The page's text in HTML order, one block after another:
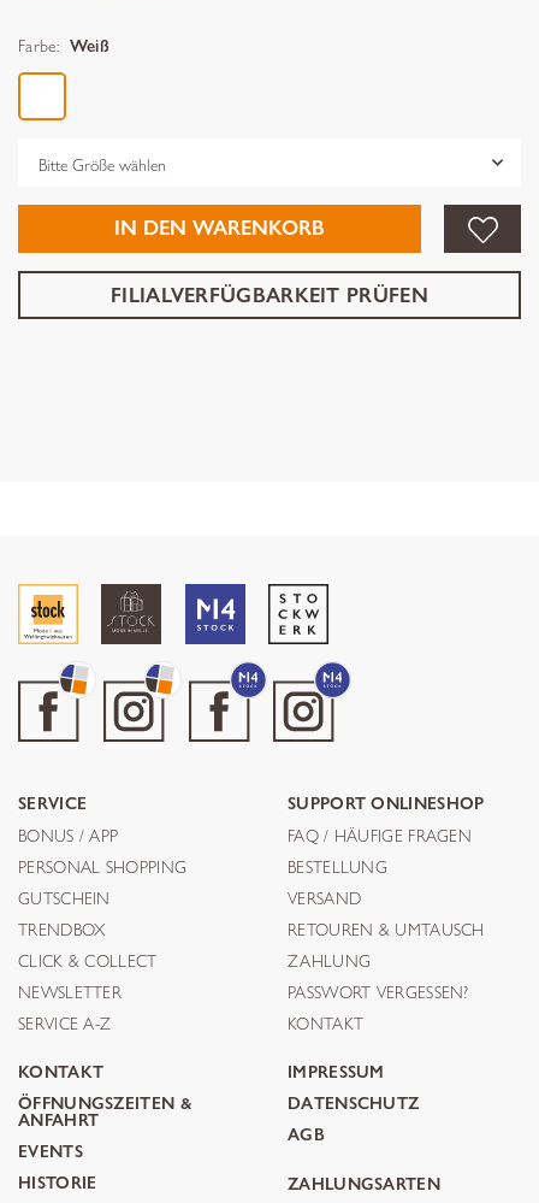
Farbe: Weiß
IN DEN WARENKORB
FILIALVERFÜGBARKEIT PRÜFEN
SERVICE
BONUS / APP
PERSONAL SHOPPING
GUTSCHEIN
TRENDBOX
CLICK & COLLECT
NEWSLETTER
SERVICE A-Z
SUPPORT ONLINESHOP
FAQ / HÄUFIGE FRAGEN
BESTELLUNG
VERSAND
RETOUREN & UMTAUSCH
ZAHLUNG
PASSWORT VERGESSEN?
KONTAKT
KONTAKT
ÖFFNUNGSZEITEN &
ANFAHRT
EVENTS
HISTORIE
IMPRESSUM
DATENSCHUTZ
AGB
ZAHLUNGSARTEN